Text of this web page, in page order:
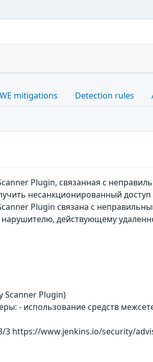
mitigations Detection rules
Plugin, связанная с
несанкционированный
Plugin связана с
нарушителю, действующему
Scanner Plugin)
- использование средств
www.jenkins.io/security/